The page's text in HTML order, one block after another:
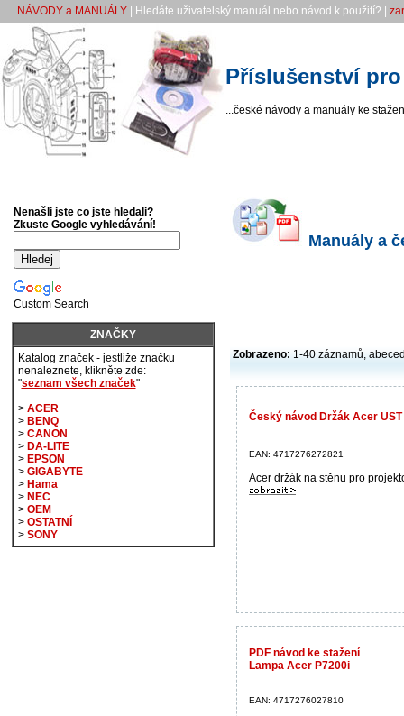
NÁVODY a MANUÁLY | Hledáte uživatelský manuál nebo návod k použití? |
Příslušenství
...české návody a manuály ke
Manuály a
Zobrazeno: 1-40 záznamů,
Český návod Držák Acer
EAN: 4717276272821
Acer držák na stěnu pro
PDF návod ke stažení
Lampa Acer P7200i
EAN: 4717276027810
Nenašli jste co jste hledali?
Zkuste Google vyhledávání!
Custom Search
ZNAČKY
Katalog značek - jestliže značku
nenaleznete, klikněte zde:
"seznam všech značek"
> ACER
> BENQ
> CANON
> DA-LITE
> EPSON
> GIGABYTE
> Hama
> NEC
> OEM
> OSTATNÍ
> SONY